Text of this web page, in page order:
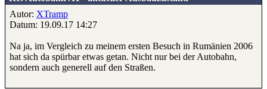
Autor: XTramp
Datum: 19.09.17 14:27
Na ja, im Vergleich zu meinem ersten Besuch in Rumänien 2006
hat sich da spürbar etwas getan. Nicht nur bei der Autobahn,
sondern auch generell auf den Straßen.